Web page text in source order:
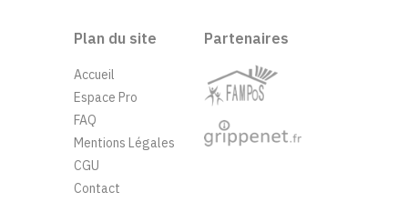
Plan du site
Accueil
Espace Pro
FAQ
Mentions Légales
CGU
Contact
Partenaires